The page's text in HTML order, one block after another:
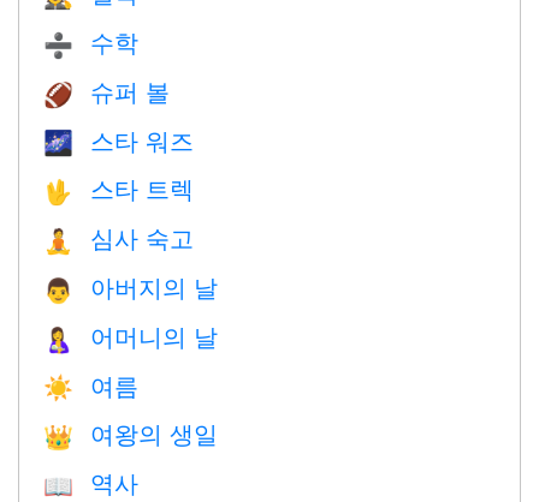
➗ 수학
🏈 슈퍼 볼
🌌 스타 워즈
🖖 스타 트렉
🧘 심사 숙고
👨 아버지의 날
🤱 어머니의 날
☀️ 여름
👑 여왕의 생일
📖 역사